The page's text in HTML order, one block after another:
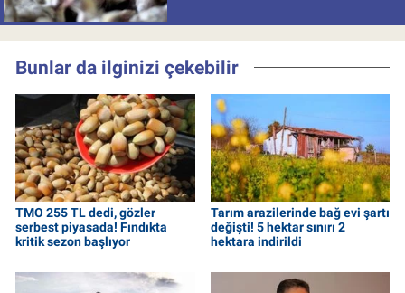
Bunlar da ilginizi çekebilir
TMO 255 TL dedi, gözler
serbest piyasada! Fındıkta
kritik sezon başlıyor
Tarım arazilerinde bağ evi şartı
değişti! 5 hektar sınırı 2
hektara indirildi